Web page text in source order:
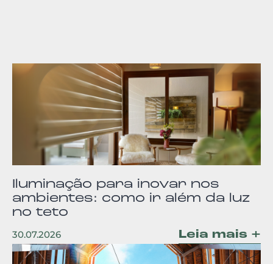
Iluminação para inovar nos
ambientes: como ir além da luz
no teto
30.07.2026 Leia mais +